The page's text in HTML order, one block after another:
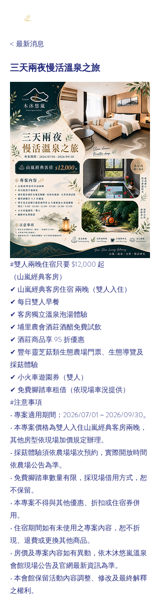
< 最新消息
三天兩夜慢活溫泉之旅
#雙人兩晚住宿只要 $12,000 起
（山嵐經典客房）
✔ 山嵐經典客房住宿 兩晚（雙人入住）
✔ 每日雙人早餐
✔ 客房獨立溫泉泡湯體驗
✔ 埔里農會酒莊酒醋免費試飲
✔ 酒莊商品享 95 折優惠
✔ 豐年靈芝菇類生態農場門票、生態導覽及
採菇體驗
✔ 小火車遊園券（雙人）
✔ 免費腳踏車租借（依現場車況提供）
#注意事項
• 專案適用期間：2026/07/01－2026/09/30。
• 本專案價格為雙人入住山嵐經典客房兩晚，
其他房型依現場加價規定辦理。
• 採菇體驗須依農場場次預約，實際開放時間
依農場公告為準。
• 免費腳踏車數量有限，採現場借用方式，恕
不保留。
• 本專案不得與其他優惠、折扣或住宿券併
用。
• 住宿期間如有未使用之專案內容，恕不折
現、退費或更換其他商品。
• 房價及專案內容如有異動，依木沐悠嵐溫泉
會館現場公告及官網最新資訊為準。
• 本會館保留活動內容調整、修改及最終解釋
之權利。